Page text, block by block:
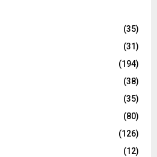
(35)
(31)
(194)
(38)
(35)
(80)
(126)
(12)